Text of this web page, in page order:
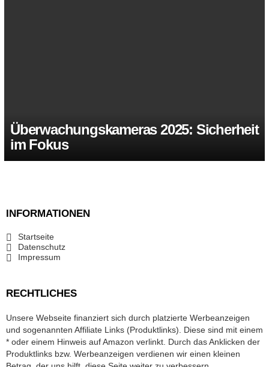
Überwachungskameras 2025: Sicherheit
im Fokus
INFORMATIONEN
Startseite
Datenschutz
Impressum
RECHTLICHES
Unsere Webseite finanziert sich durch platzierte Werbeanzeigen
und sogenannten Affiliate Links (Produktlinks). Diese sind mit einem
* oder einem Hinweis auf Amazon verlinkt. Durch das Anklicken der
Produktlinks bzw. Werbeanzeigen verdienen wir einen kleinen